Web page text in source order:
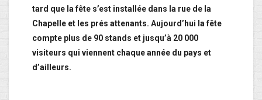
tard que la fête s’est installée dans la rue de la
Chapelle et les prés attenants. Aujourd’hui la fête
compte plus de 90 stands et jusqu’à 20 000
visiteurs qui viennent chaque année du pays et
d’ailleurs.